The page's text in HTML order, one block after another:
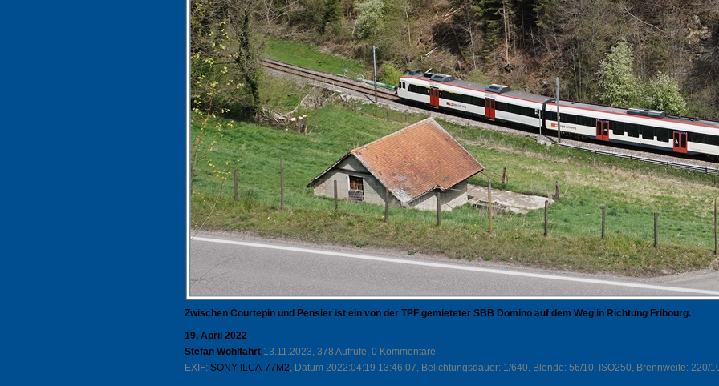
Zwischen Courtepin und Pensier ist ein von der TPF gemieteter SBB Domino auf dem Weg in Richtung Fribourg.
19. April 2022
Stefan Wohlfahrt 13.11.2023, 378 Aufrufe, 0 Kommentare
EXIF: SONY ILCA-77M2, Datum 2022:04:19 13:46:07, Belichtungsdauer: 1/640, Blende: 56/10, ISO250, Brennweite: 220/